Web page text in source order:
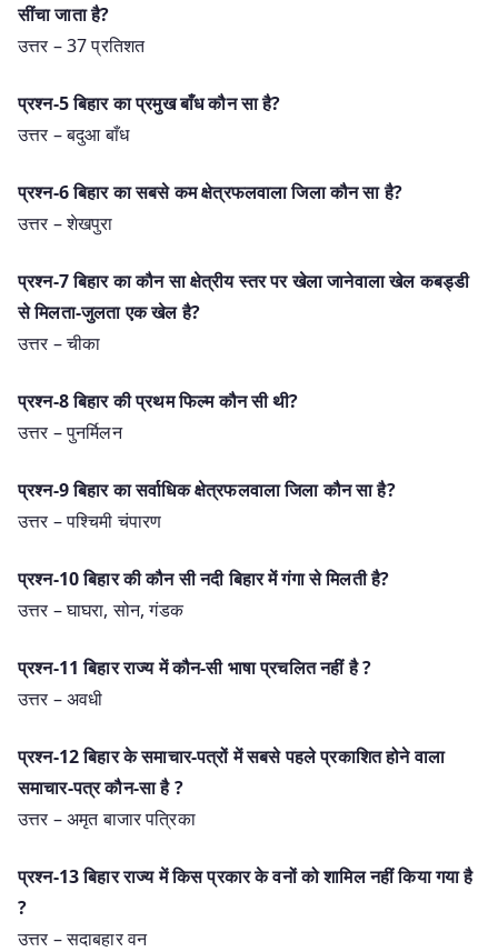
सींचा जाता है?
उत्तर – 37 प्रतिशत
प्रश्न-5 बिहार का प्रमुख बाँध कौन सा है?
उत्तर – बदुआ बाँध
प्रश्न-6 बिहार का सबसे कम क्षेत्रफलवाला जिला कौन सा है?
उत्तर – शेखपुरा
प्रश्न-7 बिहार का कौन सा क्षेत्रीय स्तर पर खेला जानेवाला खेल कबड्डी
से मिलता-जुलता एक खेल है?
उत्तर – चीका
प्रश्न-8 बिहार की प्रथम फिल्म कौन सी थी?
उत्तर – पुनर्मिलन
प्रश्न-9 बिहार का सर्वाधिक क्षेत्रफलवाला जिला कौन सा है?
उत्तर – पश्चिमी चंपारण
प्रश्न-10 बिहार की कौन सी नदी बिहार में गंगा से मिलती है?
उत्तर – घाघरा, सोन, गंडक
प्रश्न-11 बिहार राज्य में कौन-सी भाषा प्रचलित नहीं है ?
उत्तर – अवधी
प्रश्न-12 बिहार के समाचार-पत्रों में सबसे पहले प्रकाशित होने वाला
समाचार-पत्र कौन-सा है ?
उत्तर – अमृत बाजार पत्रिका
प्रश्न-13 बिहार राज्य में किस प्रकार के वनों को शामिल नहीं किया गया है
?
उत्तर – सदाबहार वन